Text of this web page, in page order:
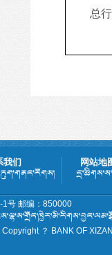
总
我们 网站地
1号 邮编：850000
Copyright ？ BANK OF